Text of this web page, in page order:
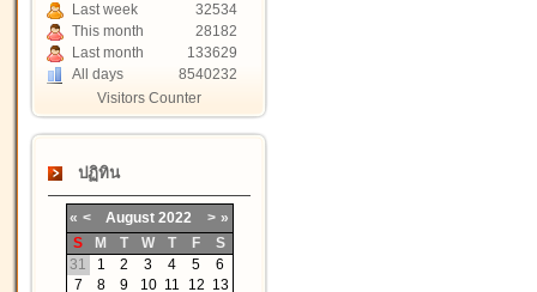
Last week
32534
This month
28182
Last month
133629
All days
8540232
Visitors Counter
ปฏิทิน
« < August 2022 > »
S
M T W T F
S
31
1 2 3 4 5
6
7
8 9 10 11 12 13